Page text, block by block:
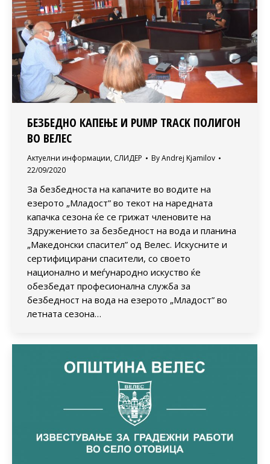
БЕЗБЕДНО КАПЕЊЕ И PUMP TRACK ПОЛИГОН
ВО ВЕЛЕС
Актуелни информации, СЛИДЕР ByAndrej Kjamilov
22/09/2020
За безбедноста на капачите во водите на
езерото „Младост” во текот на наредната
капачка сезона ќе се грижат членовите на
Здружението за безбедност на вода и планина
„Македонски спасител” од Велес. Искусните и
сертифицирани спасители, со своето
национално и меѓународно искуство ќе
обезбедат професионална служба за
безбедност на вода на езерото „Младост” во
летната сезона…